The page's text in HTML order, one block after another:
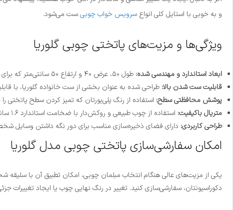
و به خوبی با استایل کلی انواع سرویس خواب چوبیست می‌شود.
ویژگی‌ها و مزیت‌های پاتختی چوبی گلوریا
ابعاد استاندارد و مهندسی شده: طول ۵۰، عرض ۴۰ و ارتفاع ۵۰ سانتی‌متر که برای اکثر اتاق‌خواب‌ها، چه کوچک و چه بزرگ، کاملاً ایده‌آل و دسترسی به آن از روی تخت آسان است.
قابلیت ست شدن بالا: طراحی شده به عنوان بخشی از ست خانواده گلوریا، با
پوشش محافظتی سطح: استفاده از رنگ پلی‌یورتان که تمیز کردن سطح
متریال باکیفیت: استفاده از چوب طبیعی و روکش‌دار با ضخامت استاندارد ۱.۶ سانتی‌متری که وزن مناسب و استحکام بالایی دارد.
طراحی کاربردی: دارای فضای ذخیره‌سازی مناسب برای دور نگه داشتن وسایل
امکان سفارشی‌سازی پاتختی چوبی مدل گلوریا
یکی از مزیت‌های عالی هنگام انتخاب مبلمان چوبی، امکان تطبیق آن با سلیقه
دکوراسیونتان، سفارشی‌سازی کنید. تغییر در رنگ نهایی چوب یا ایجاد